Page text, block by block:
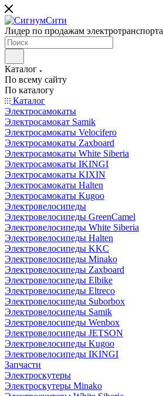
Лидер по продажам электротранспорта
Каталог
По всему сайту
По каталогу
Каталог
Электросамокаты
Электросамокат Samik
Электросамокаты Velocifero
Электросамокаты Zaxboard
Электросамокаты White Siberia
Электросамокаты IKINGI
Электросамокаты KIXIN
Электросамокаты Halten
Электросамокаты Kugoo
Электровелосипеды
Электровелосипеды GreenCamel
Электровелосипеды White Siberia
Электровелосипеды Halten
Электровелосипеды KKC
Электровелосипеды Minako
Электровелосипеды Zaxboard
Электровелосипеды Elbike
Электровелосипеды Eltreco
Электровелосипеды Suborbox
Электровелосипеды Samik
Электровелосипеды Wenbox
Электровелосипеды JETSON
Электровелосипеды Kugoo
Электровелосипеды IKINGI
Запчасти
Электроскутеры
Электроскутеры Minako